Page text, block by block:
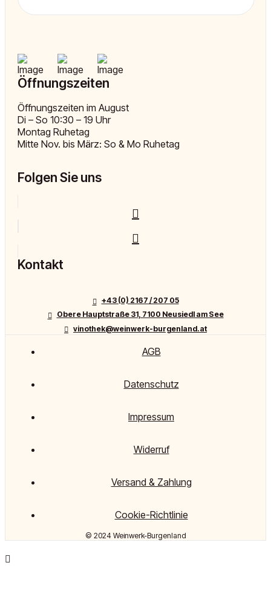
Öffnungszeiten
Öffnungszeiten im August
Di – So 10:30 – 19 Uhr
Montag Ruhetag
Mitte Nov. bis März: So & Mo Ruhetag
Folgen Sie uns
Kontakt
+43 (0) 2167 / 207 05
Obere Hauptstraße 31, 7100 Neusiedl am See
vinothek@weinwerk-burgenland.at
© 2024 Weinwerk-Burgenland
AGB
Datenschutz
Impressum
Widerruf
Versand & Zahlung
Cookie-Richtlinie